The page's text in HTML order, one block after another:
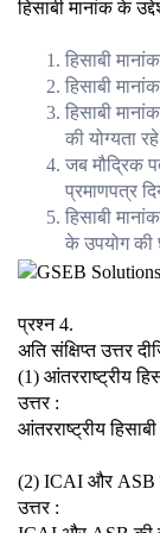
हिसाबी मानांक के
हिसाबी
हिसाबी
हिसाबी
की योग्यता
जब मौद्रिक
प्रमाणपत्र
हिसाबी
के उपयोग की
प्रश्न 4.
अति संक्षिप्त उत्तर
(1) आंतरराष्ट्रीय
उत्तर :
आंतरराष्ट्रीय
(2) ICAI और ASB
उत्तर :